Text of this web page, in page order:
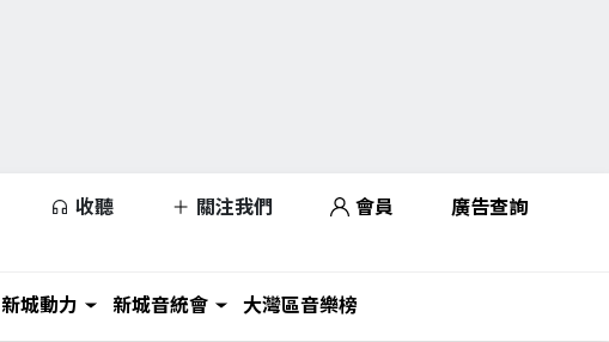
收聽 關注我們 會員 廣告查詢
新城動力 新城音統會 大灣區音樂榜